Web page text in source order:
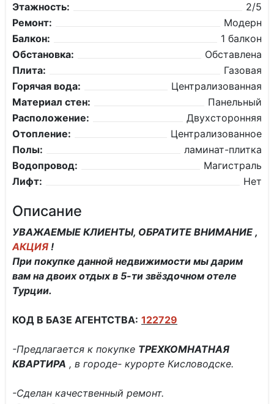
Этажность:
2/5
Ремонт:
Модерн
Балкон:
1 балкон
Обстановка:
Обставлена
Плита:
Газовая
Горячая вода:
Централизованная
Материал стен:
Панельный
Расположение:
Двухсторонняя
Отопление:
Централизованное
Полы:
ламинат-плитка
Водопровод:
Магистраль
Лифт:
Нет
Описание
УВАЖАЕМЫЕ КЛИЕНТЫ, ОБРАТИТЕ ВНИМАНИЕ ,
АКЦИЯ !
При покупке данной недвижимости мы дарим
вам на двоих отдых в 5-ти звёздочном отеле
Турции.
КОД В БАЗЕ АГЕНТСТВА: 122729
-Предлагается к покупке ТРЕХКОМНАТНАЯ
КВАРТИРА , в городе- курорте Кисловодске.
-Сделан качественный ремонт.